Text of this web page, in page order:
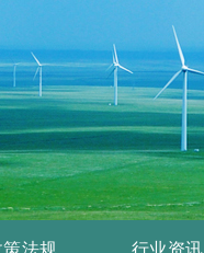
策法规 行业资讯